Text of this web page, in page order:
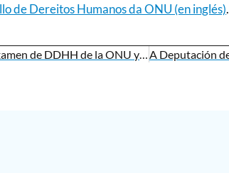
de Dereitos Humanos da ONU (en inglés).